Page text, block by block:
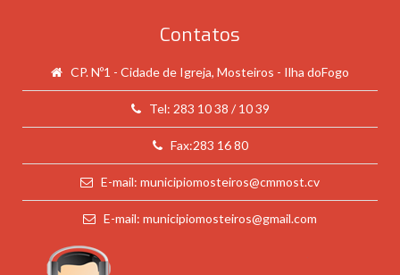
Contatos
CP. Nº1 - Cidade de Igreja, Mosteiros - Ilha doFogo
Tel: 283 10 38 / 10 39
Fax:283 16 80
E-mail: municipiomosteiros@cmmost.cv
E-mail: municipiomosteiros@gmail.com